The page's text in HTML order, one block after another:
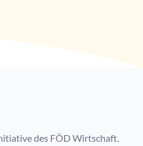
des FÖD Wirtschaft.